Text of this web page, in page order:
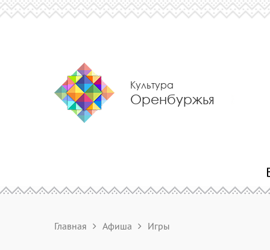
Культура
Оренбуржья
Главная Афиша Игры